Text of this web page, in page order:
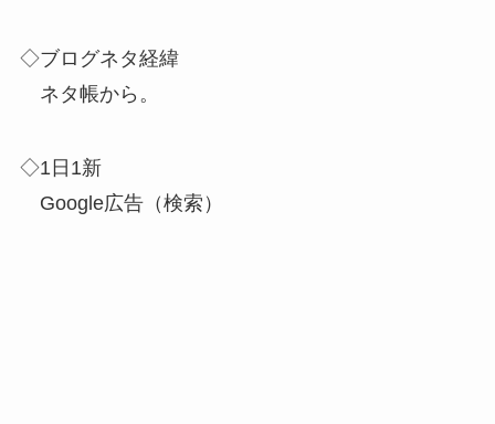
◇ブログネタ経緯
ネタ帳から。
◇1日1新
Google広告（検索）